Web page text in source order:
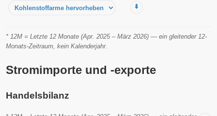
⬇️
* 12M = Letzte 12 Monate (Apr. 2025 – März 2026) — ein gleitender 12-
Monats-Zeitraum, kein Kalenderjahr.
Stromimporte und -exporte
Handelsbilanz